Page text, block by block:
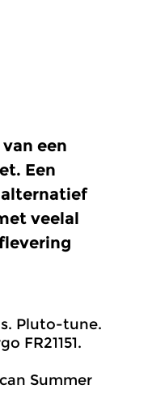
een
Een
veelal
Pluto-tune.
FR21151.
Summer